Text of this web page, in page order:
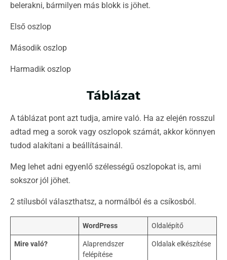
belerakni, bármilyen más blokk is jöhet.
Első oszlop
Második oszlop
Harmadik oszlop
Táblázat
A táblázat pont azt tudja, amire való. Ha az elején rosszul
adtad meg a sorok vagy oszlopok számát, akkor könnyen
tudod alakítani a beállításainál.
Meg lehet adni egyenlő szélességű oszlopokat is, ami
sokszor jól jöhet.
2 stílusból választhatsz, a normálból és a csíkosból.
WordPress Oldalépítő
Mire való?
Alaprendszer
felépítése
Oldalak elkészítése